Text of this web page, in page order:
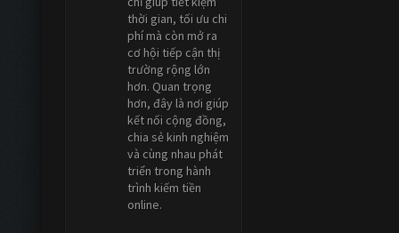
thời gian, tối ưu chi
phí mà còn mở ra
cơ hội tiếp cận thị
trường rộng lớn
hơn. Quan trọng
hơn, đây là nơi giúp
kết nối cộng đồng,
chia sẻ kinh nghiệm
và cùng nhau phát
triển trong hành
trình kiếm tiền
online.